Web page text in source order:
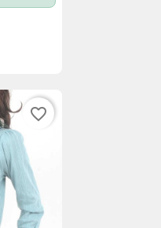
favorite_border